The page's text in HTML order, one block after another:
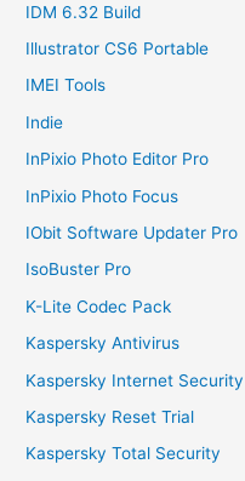
IDM 6.32 Build
Illustrator CS6 Portable
IMEI Tools
Indie
InPixio Photo Editor Pro
InPixio Photo Focus
IObit Software Updater Pro
IsoBuster Pro
K-Lite Codec Pack
Kaspersky Antivirus
Kaspersky Internet Security
Kaspersky Reset Trial
Kaspersky Total Security